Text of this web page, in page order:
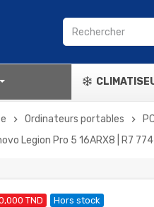
chevron_right Ordinateurs portables chevron_right
Legion Pro 5 16ARX8 | R7
TND Hors stock